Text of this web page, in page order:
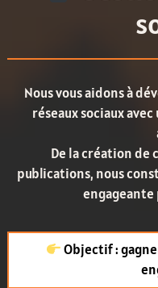
Nous vous aidons à
réseaux sociaux
De la création de
publications, nous
engageante
Objectif :